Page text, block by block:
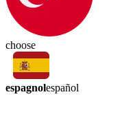
choose
espagnolespañol